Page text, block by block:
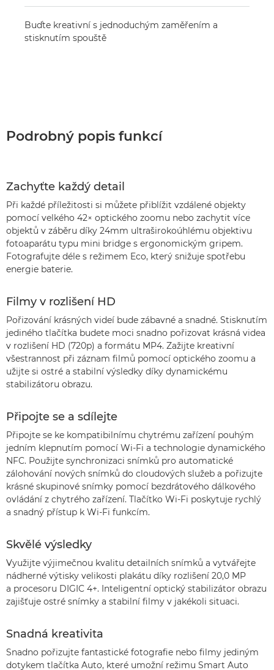
Buďte kreativní s jednoduchým zaměřením a
stisknutím spouště
Podrobný popis funkcí
Zachyťte každý detail
Při každé příležitosti si můžete přiblížit vzdálené objekty
pomocí velkého 42× optického zoomu nebo zachytit více
objektů v záběru díky 24mm ultraširokoúhlému objektivu
fotoaparátu typu mini bridge s ergonomickým gripem.
Fotografujte déle s režimem Eco, který snižuje spotřebu
energie baterie.
Filmy v rozlišení HD
Pořizování krásných videí bude zábavné a snadné. Stisknutím
jediného tlačítka budete moci snadno pořizovat krásná videa
v rozlišení HD (720p) a formátu MP4. Zažijte kreativní
všestrannost při záznam filmů pomocí optického zoomu a
užijte si ostré a stabilní výsledky díky dynamickému
stabilizátoru obrazu.
Připojte se a sdílejte
Připojte se ke kompatibilnímu chytrému zařízení pouhým
jedním klepnutím pomocí Wi-Fi a technologie dynamického
NFC. Použijte synchronizaci snímků pro automatické
zálohování nových snímků do cloudových služeb a pořizujte
krásné skupinové snímky pomocí bezdrátového dálkového
ovládání z chytrého zařízení. Tlačítko Wi-Fi poskytuje rychlý
a snadný přístup k Wi-Fi funkcím.
Skvělé výsledky
Využijte výjimečnou kvalitu detailních snímků a vytvářejte
nádherné výtisky velikosti plakátu díky rozlišení 20,0 MP
a procesoru DIGIC 4+. Inteligentní optický stabilizátor obrazu
zajišťuje ostré snímky a stabilní filmy v jakékoli situaci.
Snadná kreativita
Snadno pořizujte fantastické fotografie nebo filmy jediným
dotykem tlačítka Auto, které umožní režimu Smart Auto